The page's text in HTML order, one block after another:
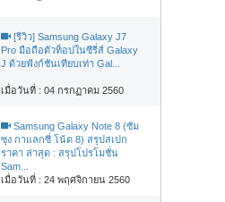
[รีวิว] Samsung Galaxy J7
Pro มือถือตัวท็อปในซีรี่ส์ Galaxy
J ด้วยฟังก์ชันเทียบเท่า Gal...
เมื่อวันที่ : 04 กรกฏาคม 2560
Samsung Galaxy Note 8 (ซัม
ซุง กาแลกซี่ โน้ต 8) สรุปสเปก
ราคา ล่าสุด : สรุปโปรโมชั่น
Sam...
เมื่อวันที่ : 24 พฤศจิกายน 2560